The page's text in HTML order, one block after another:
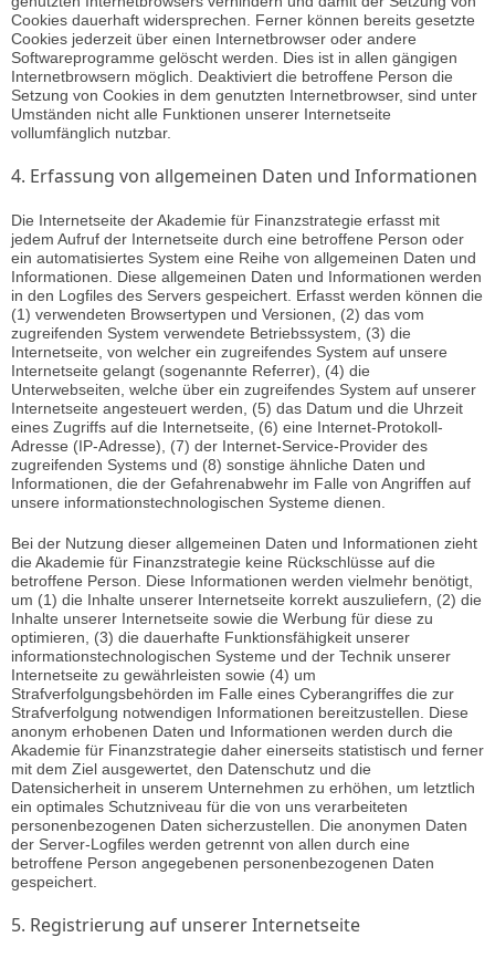
Cookies dauerhaft widersprechen. Ferner können bereits gesetzte
Cookies jederzeit über einen Internetbrowser oder andere
Softwareprogramme gelöscht werden. Dies ist in allen gängigen
Internetbrowsern möglich. Deaktiviert die betroffene Person die
Setzung von Cookies in dem genutzten Internetbrowser, sind unter
Umständen nicht alle Funktionen unserer Internetseite
vollumfänglich nutzbar.
4. Erfassung von allgemeinen Daten und Informationen
Die Internetseite der Akademie für Finanzstrategie erfasst mit
jedem Aufruf der Internetseite durch eine betroffene Person oder
ein automatisiertes System eine Reihe von allgemeinen Daten und
Informationen. Diese allgemeinen Daten und Informationen werden
in den Logfiles des Servers gespeichert. Erfasst werden können die
(1) verwendeten Browsertypen und Versionen, (2) das vom
zugreifenden System verwendete Betriebssystem, (3) die
Internetseite, von welcher ein zugreifendes System auf unsere
Internetseite gelangt (sogenannte Referrer), (4) die
Unterwebseiten, welche über ein zugreifendes System auf unserer
Internetseite angesteuert werden, (5) das Datum und die Uhrzeit
eines Zugriffs auf die Internetseite, (6) eine Internet-Protokoll-
Adresse (IP-Adresse), (7) der Internet-Service-Provider des
zugreifenden Systems und (8) sonstige ähnliche Daten und
Informationen, die der Gefahrenabwehr im Falle von Angriffen auf
unsere informationstechnologischen Systeme dienen.
Bei der Nutzung dieser allgemeinen Daten und Informationen zieht
die Akademie für Finanzstrategie keine Rückschlüsse auf die
betroffene Person. Diese Informationen werden vielmehr benötigt,
um (1) die Inhalte unserer Internetseite korrekt auszuliefern, (2) die
Inhalte unserer Internetseite sowie die Werbung für diese zu
optimieren, (3) die dauerhafte Funktionsfähigkeit unserer
informationstechnologischen Systeme und der Technik unserer
Internetseite zu gewährleisten sowie (4) um
Strafverfolgungsbehörden im Falle eines Cyberangriffes die zur
Strafverfolgung notwendigen Informationen bereitzustellen. Diese
anonym erhobenen Daten und Informationen werden durch die
Akademie für Finanzstrategie daher einerseits statistisch und ferner
mit dem Ziel ausgewertet, den Datenschutz und die
Datensicherheit in unserem Unternehmen zu erhöhen, um letztlich
ein optimales Schutzniveau für die von uns verarbeiteten
personenbezogenen Daten sicherzustellen. Die anonymen Daten
der Server-Logfiles werden getrennt von allen durch eine
betroffene Person angegebenen personenbezogenen Daten
gespeichert.
5. Registrierung auf unserer Internetseite